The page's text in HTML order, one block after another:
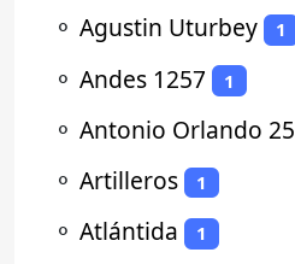
⚬ Agustin Uturbey 1
⚬ Andes 1257 1
⚬ Antonio Orlando 25
⚬ Artilleros 1
⚬ Atlántida 1